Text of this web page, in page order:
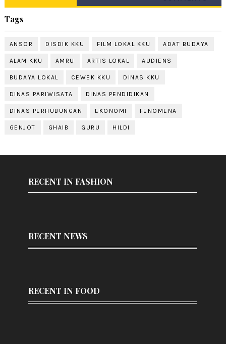
Tags
ANSOR DISDIK KKU FILM LOKAL KKU ADAT BUDAYA
ALAM KKU AMRU ARTIS LOKAL AUDIENS
BUDAYA LOKAL CEWEK KKU DINAS KKU
DINAS PARIWISATA DINAS PENDIDIKAN
DINAS PERHUBUNGAN EKONOMI FENOMENA
GENJOT GHAIB GURU HILDI
RECENT IN FASHION
RECENT NEWS
RECENT IN FOOD